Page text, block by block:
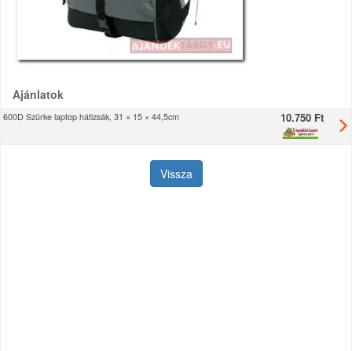
Ajánlatok
600D Szürke laptop hátizsák, 31 × 15 × 44,5cm 10.750 Ft
Vissza